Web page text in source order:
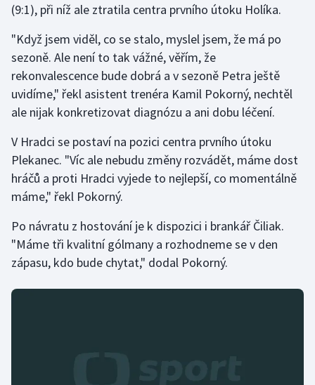
(9:1), při níž ale ztratila centra prvního útoku Holíka.
"Když jsem viděl, co se stalo, myslel jsem, že má po
sezoně. Ale není to tak vážné, věřím, že
rekonvalescence bude dobrá a v sezoně Petra ještě
uvidíme," řekl asistent trenéra Kamil Pokorný, nechtěl
ale nijak konkretizovat diagnózu a ani dobu léčení.
V Hradci se postaví na pozici centra prvního útoku
Plekanec. "Víc ale nebudu změny rozvádět, máme dost
hráčů a proti Hradci vyjede to nejlepší, co momentálně
máme," řekl Pokorný.
Po návratu z hostování je k dispozici i brankář Čiliak.
"Máme tři kvalitní gólmany a rozhodneme se v den
zápasu, kdo bude chytat," dodal Pokorný.